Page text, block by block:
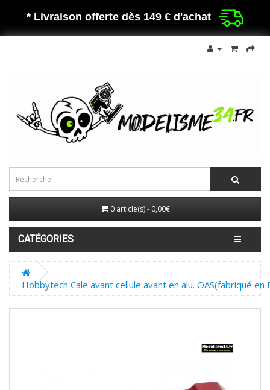
* Livraison offerte dès 149 € d'achat
0 article(s) - 0,00€
CATÉGORIES
Hobbytech Cale avant cellule avant en alu. OAS(fabriqué en